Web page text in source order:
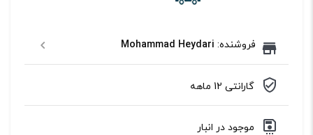
فروشنده: Mohammad Heydari
گارانتی 12 ماهه
موجود در انبار